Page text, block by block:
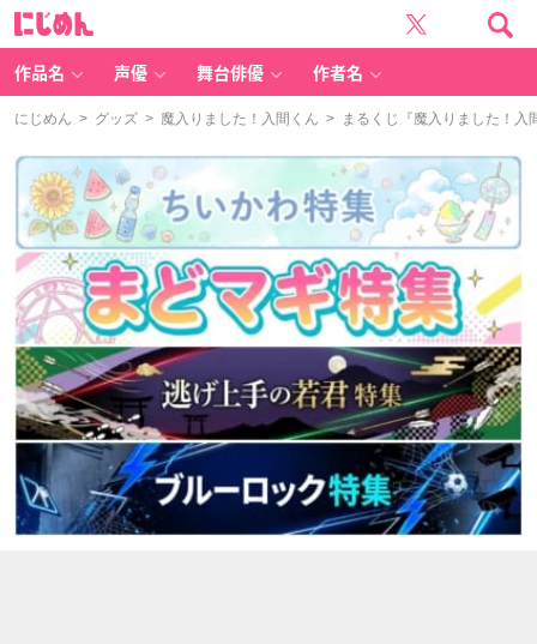
作品名 声優 舞台俳優 作者名
にじめん > グッズ > 魔入りました！入間くん > まるくじ『魔入りました！入